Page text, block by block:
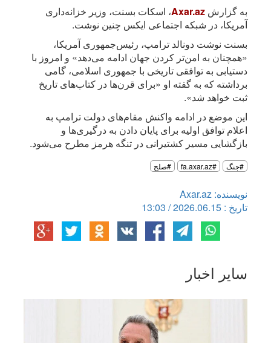
به گزارش Axar.az، اسکات بسنت، وزیر خزانه‌داری
آمریکا، در شبکه اجتماعی ایکس چنین نوشت.
بسنت نوشت دونالد ترامپ، رئیس‌جمهوری آمریکا،
«همچنان به امن‌تر کردن جهان ادامه می‌دهد» و امروز با
دستیابی به توافقی تاریخی با جمهوری اسلامی، گامی
برداشته که به گفته او «برای قرن‌ها در کتاب‌های تاریخ
ثبت خواهد شد».
این موضع در ادامه واکنش مقام‌های دولت ترامپ به
اعلام توافق اولیه برای پایان دادن به درگیری‌ها و
بازگشایی مسیر کشتیرانی در تنگه هرمز مطرح می‌شود.
#جنگ #fa.axar.az #صلح
نویسنده: Axar.az
تاریخ : 2026.06.15 / 13:03
سایر اخبار